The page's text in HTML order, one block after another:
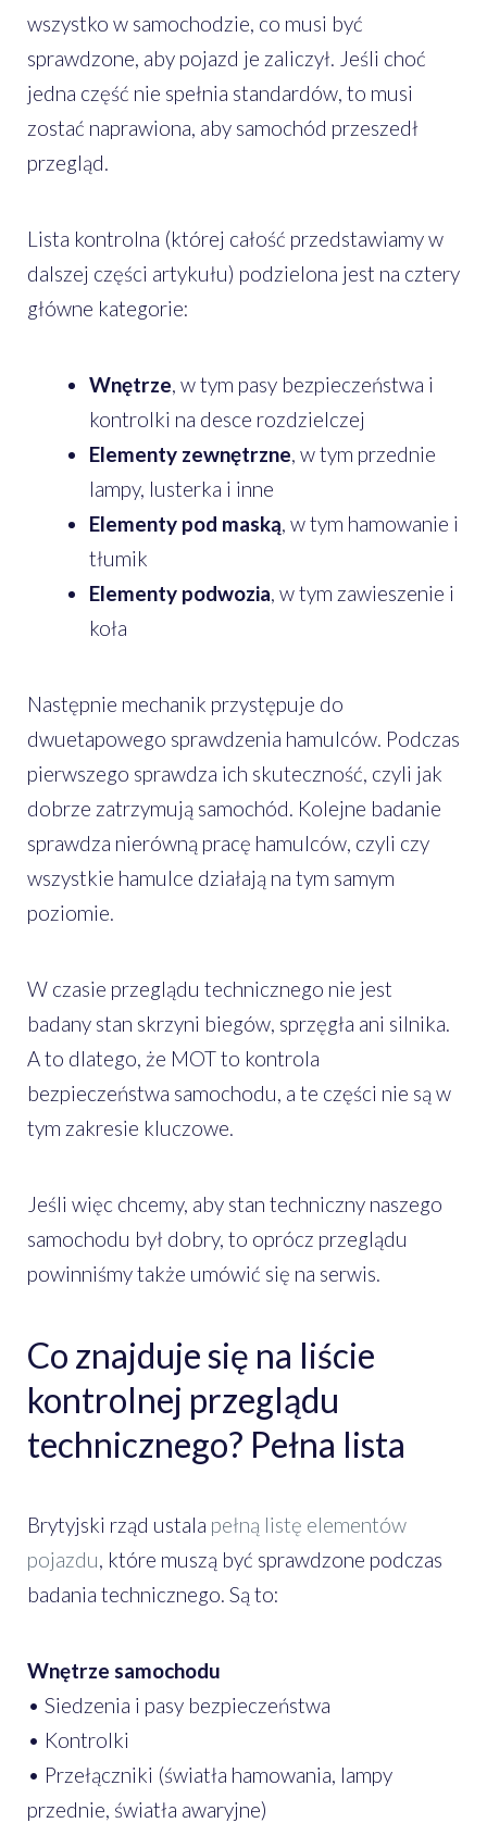
wszystko w samochodzie, co musi być
sprawdzone, aby pojazd je zaliczył. Jeśli choć
jedna część nie spełnia standardów, to musi
zostać naprawiona, aby samochód przeszedł
przegląd.
Lista kontrolna (której całość przedstawiamy w
dalszej części artykułu) podzielona jest na cztery
główne kategorie:
Wnętrze, w tym pasy bezpieczeństwa i
kontrolki na desce rozdzielczej
Elementy zewnętrzne, w tym przednie
lampy, lusterka i inne
Elementy pod maską, w tym hamowanie i
tłumik
Elementy podwozia, w tym zawieszenie i
koła
Następnie mechanik przystępuje do
dwuetapowego sprawdzenia hamulców. Podczas
pierwszego sprawdza ich skuteczność, czyli jak
dobrze zatrzymują samochód. Kolejne badanie
sprawdza nierówną pracę hamulców, czyli czy
wszystkie hamulce działają na tym samym
poziomie.
W czasie przeglądu technicznego nie jest
badany stan skrzyni biegów, sprzęgła ani silnika.
A to dlatego, że MOT to kontrola
bezpieczeństwa samochodu, a te części nie są w
tym zakresie kluczowe.
Jeśli więc chcemy, aby stan techniczny naszego
samochodu był dobry, to oprócz przeglądu
powinniśmy także umówić się na serwis.
Co znajduje się na liście
kontrolnej przeglądu
technicznego? Pełna lista
Brytyjski rząd ustala pełną listę elementów
pojazdu, które muszą być sprawdzone podczas
badania technicznego. Są to:
Wnętrze samochodu
• Siedzenia i pasy bezpieczeństwa
• Kontrolki
• Przełączniki (światła hamowania, lampy
przednie, światła awaryjne)